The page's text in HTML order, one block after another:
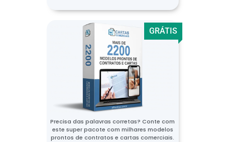
GRÁTIS
Precisa das palavras corretas? Conte com
este super pacote com milhares modelos
prontos de contratos e cartas comerciais.